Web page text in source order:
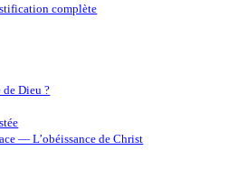
complète
de Dieu ?
— L’obéissance de Christ